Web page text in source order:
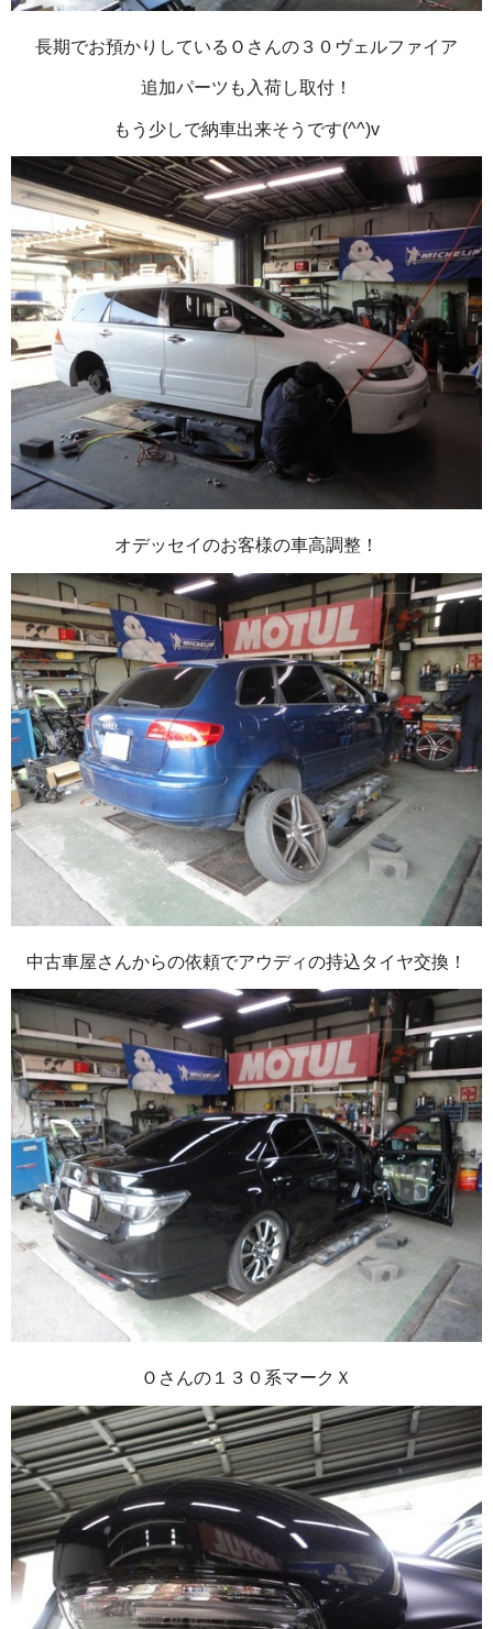
長期でお預かりしているＯさんの３０ヴェルファイア
追加パーツも入荷し取付！
もう少しで納車出来そうです(^^)v
オデッセイのお客様の車高調整！
中古車屋さんからの依頼でアウディの持込タイヤ交換！
Ｏさんの１３０系マークＸ